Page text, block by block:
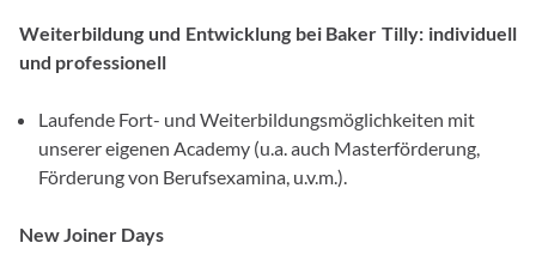
Weiterbildung und Entwicklung bei Baker Tilly: individuell
und professionell
Laufende Fort- und Weiterbildungsmöglichkeiten mit
unserer eigenen Academy (u.a. auch Masterförderung,
Förderung von Berufsexamina, u.v.m.).
New Joiner Days